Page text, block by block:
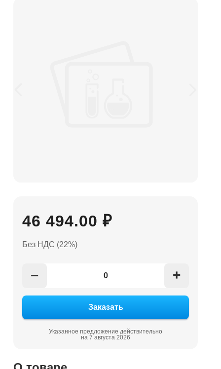
46 494.00 ₽
Без НДС (22%)
− +
Указанное предложение действительно
на 7 августа 2026